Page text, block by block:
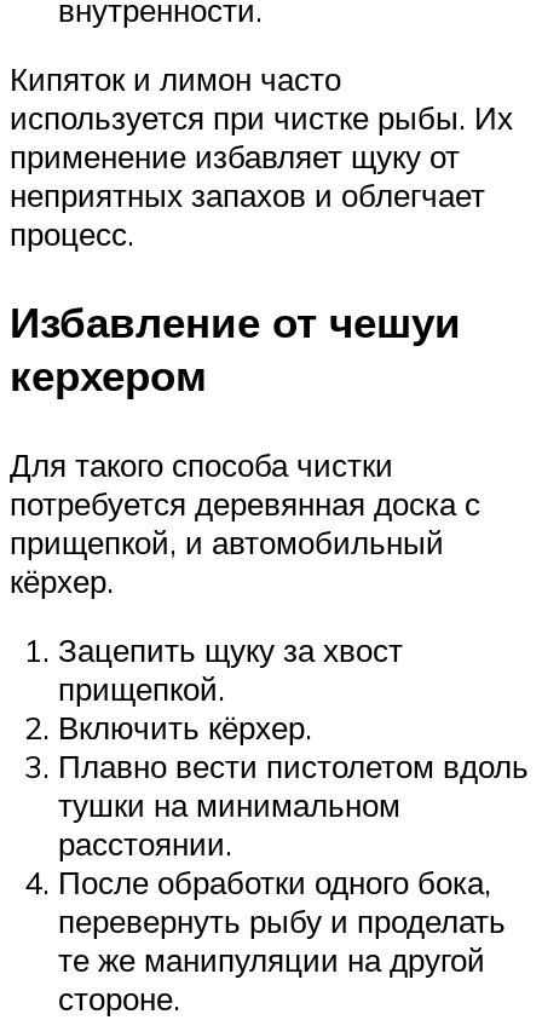
внутренности.
Кипяток и лимон часто
используется при чистке рыбы. Их
применение избавляет щуку от
неприятных запахов и облегчает
процесс.
Избавление от чешуи
керхером
Для такого способа чистки
потребуется деревянная доска с
прищепкой, и автомобильный
кёрхер.
Зацепить щуку за хвост
прищепкой.
Включить кёрхер.
Плавно вести пистолетом вдоль
тушки на минимальном
расстоянии.
После обработки одного бока,
перевернуть рыбу и проделать
те же манипуляции на другой
стороне.